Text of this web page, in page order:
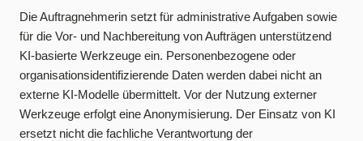
Die Auftragnehmerin setzt für administrative Aufgaben sowie
für die Vor- und Nachbereitung von Aufträgen unterstützend
KI-basierte Werkzeuge ein. Personenbezogene oder
organisationsidentifizierende Daten werden dabei nicht an
externe KI-Modelle übermittelt. Vor der Nutzung externer
Werkzeuge erfolgt eine Anonymisierung. Der Einsatz von KI
ersetzt nicht die fachliche Verantwortung der